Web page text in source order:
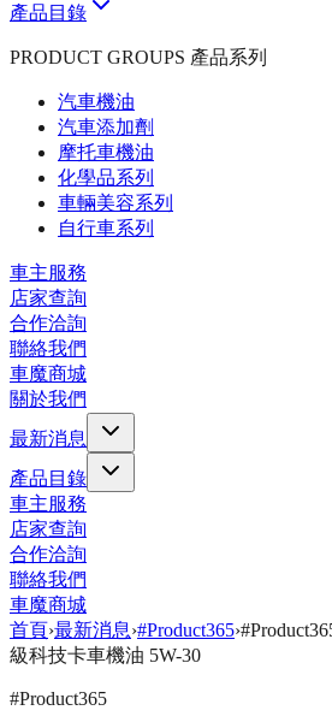
產品目錄
PRODUCT GROUPS 產品系列
汽車機油
汽車添加劑
摩托車機油
化學品系列
車輛美容系列
自行車系列
車主服務
店家查詢
合作洽詢
聯絡我們
車魔商城
關於我們
最新消息
產品目錄
車主服務
店家查詢
合作洽詢
聯絡我們
車魔商城
首頁›最新消息›#Product365›
級科技卡車機油 5W-30
#Product365